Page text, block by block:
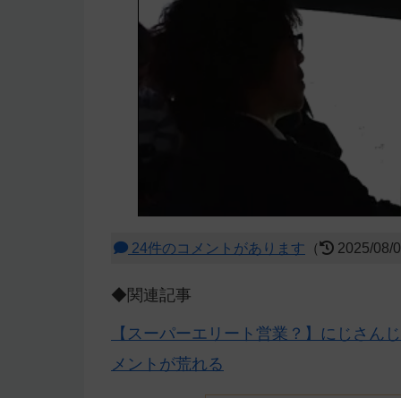
24件のコメントがあります （ 2025/08/
◆関連記事
【スーパーエリート営業？】にじさん
メントが荒れる